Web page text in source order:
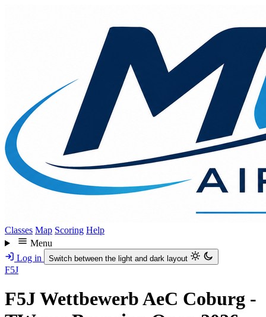
Classes Map Scoring Help
Menu
Log in
Switch between the light and dark layout
F5J
F5J Wettbewerb AeC Coburg -